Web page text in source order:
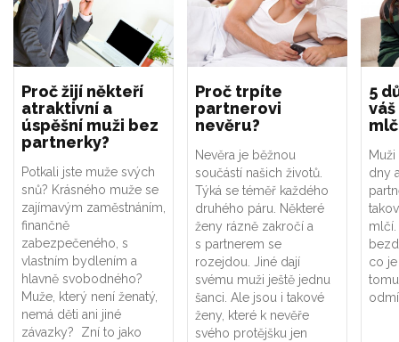
Proč žijí někteří
atraktivní a
úspěšní muži bez
partnerky?
Potkali jste muže svých
snů? Krásného muže se
zajímavým zaměstnáním,
finančně
zabezpečeného, s
vlastním bydlením a
hlavně svobodného?
Muže, který není ženatý,
nemá děti ani jiné
závazky? Zní to jako
Proč trpíte
partnerovi
nevěru?
Nevěra je běžnou
součástí našich životů.
Týká se téměř každého
druhého páru. Některé
ženy rázně zakročí a
s partnerem se
rozejdou. Jiné dají
svému muži ještě jednu
šanci. Ale jsou i takové
ženy, které k nevěře
svého protějšku jen
5
dny
co